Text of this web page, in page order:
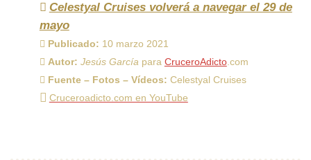
Celestyal Cruises volverá a navegar el 29 de
mayo
Publicado: 10 marzo 2021
Autor: Jesús García para CruceroAdicto.com
Fuente – Fotos – Vídeos: Celestyal Cruises
Cruceroadicto.com en YouTube